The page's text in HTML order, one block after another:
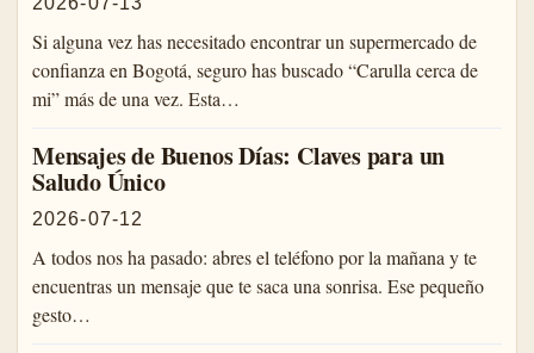
Si alguna vez has necesitado encontrar un supermercado de
confianza en Bogotá, seguro has buscado “Carulla cerca de
mi” más de una vez. Esta…
Mensajes de Buenos Días: Claves para un
Saludo Único
2026-07-12
A todos nos ha pasado: abres el teléfono por la mañana y te
encuentras un mensaje que te saca una sonrisa. Ese pequeño
gesto…